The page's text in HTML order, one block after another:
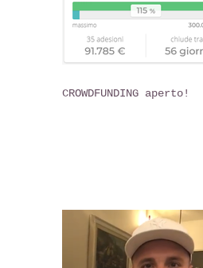
CROWDFUNDING aperto!